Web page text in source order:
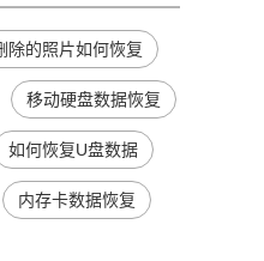
除的照片如何恢复
移动硬盘数据恢复
如何恢复U盘数据
内存卡数据恢复